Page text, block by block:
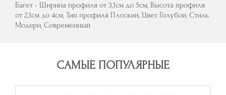
Багет - Ширина профиля от 3,1см до 5см, Высота профиля
от 2,1см до 4см, Тип профиля Плоский, Цвет Голубой, Стиль
Модерн, Современный
САМЫЕ ПОПУЛЯРНЫЕ